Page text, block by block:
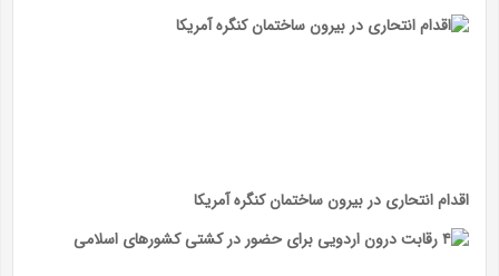
اقدام انتحاری در بیرون ساختمان کنگره آمریکا